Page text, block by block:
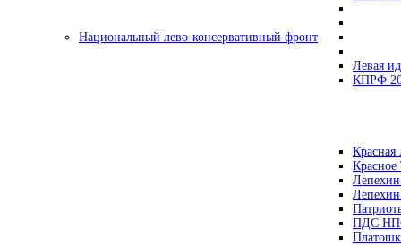
Национальный лево-консервативный фронт
Левая
КПРФ
Красная
ПДС